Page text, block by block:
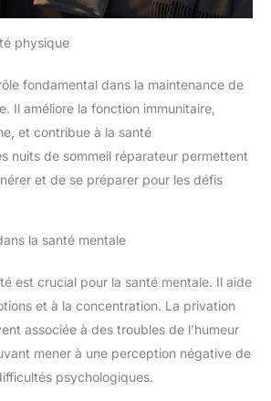
physique
fondamental dans la maintenance de
Il améliore la fonction immunitaire,
et contribue à la santé
nuits de sommeil réparateur permettent
et de se préparer pour les défis
la santé mentale
est crucial pour la santé mentale. Il aide
et à la concentration. La privation
associée à des troubles de l’humeur
mener à une perception négative de
psychologiques.